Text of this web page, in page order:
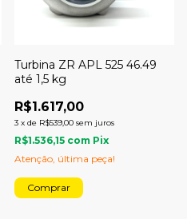
Turbina ZR APL 525 46.49
até 1,5 kg
R$1.617,00
3 x de R$539,00 sem juros
R$1.536,15 com Pix
Atenção, última peça!
Comprar